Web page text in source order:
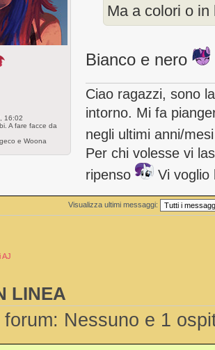
Ma a colori o in
Bianco e nero
Ciao ragazzi, sono
intorno. Mi fa
negli ultimi anni/
Per chi volesse vi
ripenso
Vi voglio
16:02
A fare facce da
e Woona
Visualizza ultimi messaggi:
AJ
LINEA
Nessuno e 1